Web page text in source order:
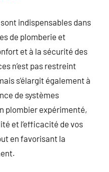
indispensables dans
de plomberie et
et à la sécurité des
n’est pas restreint
s’élargit également à
de systèmes
plombier expérimenté,
et l’efficacité de vos
en favorisant la